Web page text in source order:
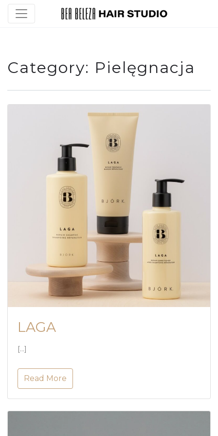
Category: Pielęgnacja
LAGA
[…]
Read More